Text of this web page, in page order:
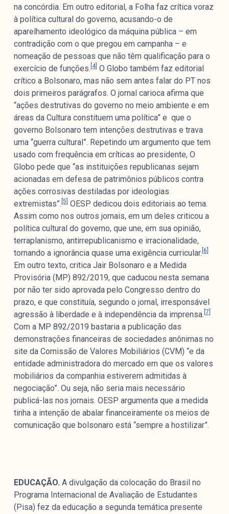
econômicos.
Parceria
na concórdia. Em outro editorial, a Folha faz crítica voraz
à política cultural do governo, acusando-o de
aparelhamento ideológico da máquina pública – em
contradição com o que pregou em campanha – e
nomeação de pessoas que não têm qualificação para o
exercício de funções. [4] O Globo também faz editorial
crítico a Bolsonaro, mas não sem antes falar do PT nos
dois primeiros parágrafos. O jornal carioca afirma que
“ações destrutivas do governo no meio ambiente e em
áreas da Cultura constituem uma política” e que o
governo Bolsonaro tem intenções destrutivas e trava
uma “guerra cultural”. Repetindo um argumento que tem
usado com frequência em críticas ao presidente, O
Globo pede que “as instituições republicanas sejam
acionadas em defesa de patrimônios públicos contra
ações corrosivas destiladas por ideologias
extremistas”. [5] OESP dedicou dois editoriais ao tema.
Assim como nos outros jornais, em um deles criticou a
política cultural do governo, que une, em sua opinião,
terraplanismo, antirrepublicanismo e irracionalidade,
tornando a ignorância quase uma exigência curricular. [6]
Em outro texto, critica Jair Bolsonaro e a Medida
Provisória (MP) 892/2019, que caducou nesta semana
por não ter sido aprovada pelo Congresso dentro do
prazo, e que constituía, segundo o jornal, irresponsável
agressão à liberdade e à independência da imprensa. [7]
Com a MP 892/2019 bastaria a publicação das
demonstrações financeiras de sociedades anônimas no
site da Comissão de Valores Mobiliários (CVM) “e da
entidade administradora do mercado em que os valores
mobiliários da companhia estiverem admitidas à
negociação”. Ou seja, não seria mais necessário
publicá-las nos jornais. OESP argumenta que a medida
tinha a intenção de abalar financeiramente os meios de
comunicação que bolsonaro está “sempre a hostilizar”.
EDUCAÇÃO. A divulgação da colocação do Brasil no
Programa Internacional de Avaliação de Estudantes
(Pisa) fez da educação a segunda temática presente